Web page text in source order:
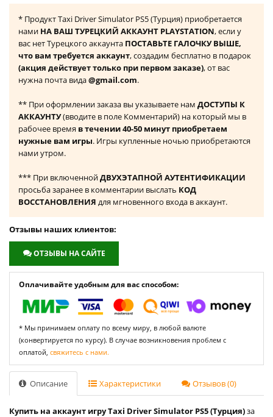
* Продукт Taxi Driver Simulator PS5 (Турция) приобретается
нами НА ВАШ ТУРЕЦКИЙ АККАУНТ PLAYSTATION, если у
вас нет Турецкого аккаунта ПОСТАВЬТЕ ГАЛОЧКУ ВЫШЕ,
что вам требуется аккаунт, создадим бесплатно в подарок
(акция действует только при первом заказе), от вас
нужна почта вида@gmail.com.
** При оформлении заказа вы указываете нам ДОСТУПЫ К
АККАУНТУ(вводите в поле Комментарий) на который мы в
рабочее время в течении 40-50 минут приобретаем
нужные вам игры. Игры купленные ночью приобретаются
нами утром.
*** При включеннойДВУХЭТАПНОЙ АУТЕНТИФИКАЦИИ
просьба заранее в комментарии выслать КОД
ВОССТАНОВЛЕНИЯ для мгновенного входа в аккаунт.
Отзывы наших клиентов:
ОТЗЫВЫ НА САЙТЕ
Оплачивайте удобным для вас способом:
* Мы принимаем оплату по всему миру, в любой валюте
(конвертируется по курсу). В случае возникновения проблем с
оплатой, свяжитесь с нами.
Описание Характеристики Отзывов (0)
Купить на аккаунт игру Taxi Driver Simulator PS5 (Турция)за